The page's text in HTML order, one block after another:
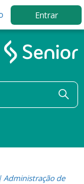
Entrar
Administração de